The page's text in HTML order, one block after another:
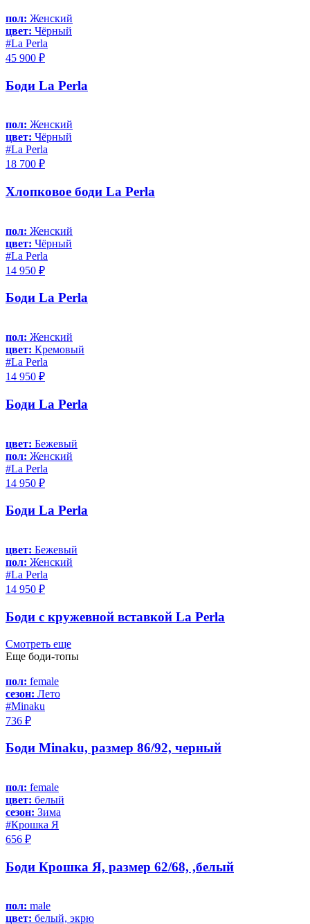
пол: Женский
цвет: Чёрный
#La Perla
45 900 ₽
Боди La Perla
пол: Женский
цвет: Чёрный
#La Perla
18 700 ₽
Хлопковое боди La Perla
пол: Женский
цвет: Чёрный
#La Perla
14 950 ₽
Боди La Perla
пол: Женский
цвет: Кремовый
#La Perla
14 950 ₽
Боди La Perla
цвет: Бежевый
пол: Женский
#La Perla
14 950 ₽
Боди La Perla
цвет: Бежевый
пол: Женский
#La Perla
14 950 ₽
Боди с кружевной вставкой La Perla
Смотреть еще
Еще боди-топы
пол: female
сезон: Лето
#Minaku
736 ₽
Боди Minaku, размер 86/92, черный
пол: female
цвет: белый
сезон: Зима
#Крошка Я
656 ₽
Боди Крошка Я, размер 62/68, ,белый
пол: male
цвет: белый, экрю